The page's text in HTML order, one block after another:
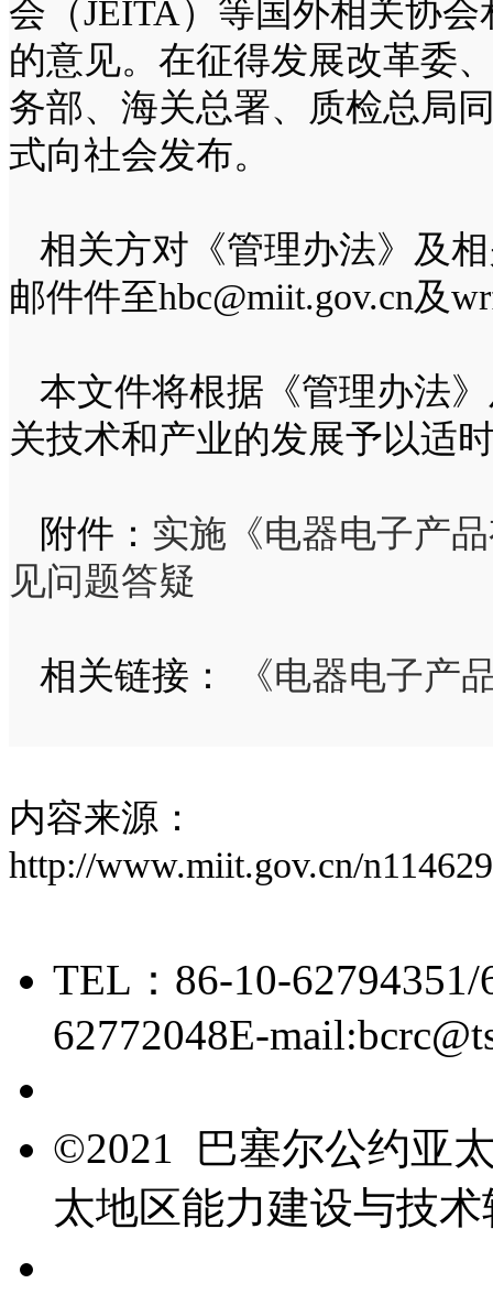
会（JEITA）等国外相关协
的意见。在征得发展改革委
务部、海关总署、质检总局
式向社会发布。
相关方对《管理办法》及
邮件件至hbc@miit.gov.cn及
本文件将根据《管理办法
关技术和产业的发展予以适
附件： 实施《电器电子产
见问题答疑
相关链接： 《电器电子产
内容来源：
http://www.miit.gov.cn/
TEL：86-10-62794351/
62772048E-
©2021 巴塞尔公约亚
太地区能力建设与技